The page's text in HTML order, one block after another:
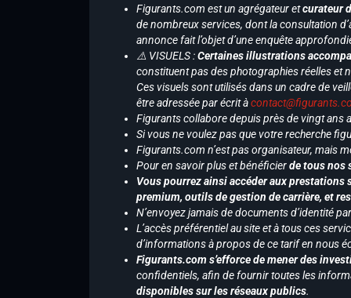
Figurants.com est un agrégateur etcurateur
de nombreux services, dont la consultation
annonce fait l’objet d’une enquête
⚠️ VISUELS :Certaines illustrations
constituent pas des photographies réelles et
Ces visuels sont utilisés dans un cadre de
être adressée par écrit à
Figurants collabore depuis près de vingt ans
Si vous ne voulez pas que votre recherche
Figurants.com n’est pas organisateur, mais
Pour en savoir plus et bénéficierde tous nos
Vous pourrez ainsi accéder aux
premium, outils de gestion de carrière, et
N’envoyez jamais de documents d’identité
L’accès préférentiel au site et à tous ces
d’informations à propos de ce tarif en nous
Figurants.com s’efforce de mener des
confidentiels, afin de fournir toutes les
disponibles sur les réseaux publics.